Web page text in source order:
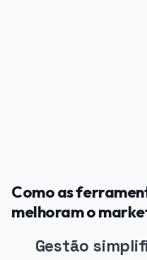
Como as
melhoram o
Gestão